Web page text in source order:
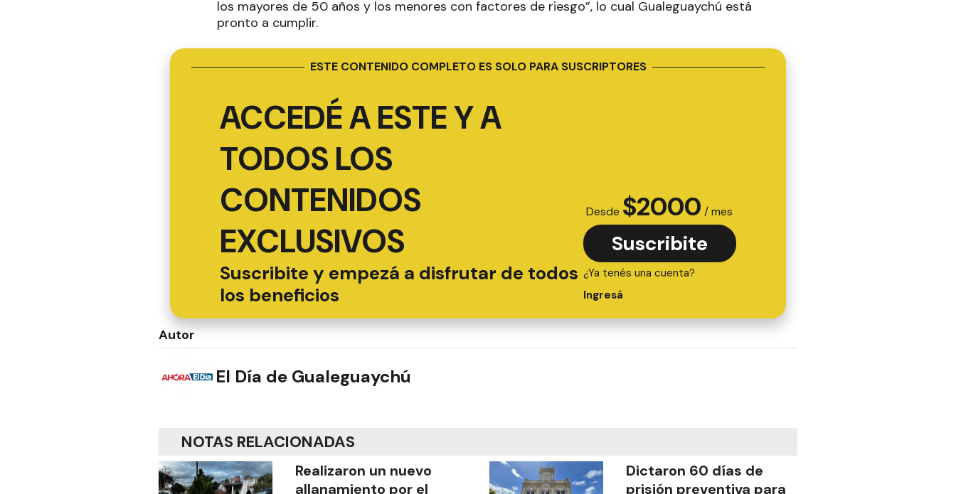
los mayores de 50 años y los menores con factores de riesgo”, lo cual Gualeguaychú está
pronto a cumplir.
ESTE CONTENIDO COMPLETO ES SOLO PARA SUSCRIPTORES
ACCEDÉ A ESTE Y A
TODOS LOS
CONTENIDOS
EXCLUSIVOS
Suscribite y empezá a disfrutar de todos
los beneficios
Desde $2000 / mes
Suscribite
¿Ya tenés una cuenta?
Ingresá
Autor
El Día de Gualeguaychú
NOTAS RELACIONADAS
Realizaron un nuevo
allanamiento por el
Dictaron 60 días de
prisión preventiva para